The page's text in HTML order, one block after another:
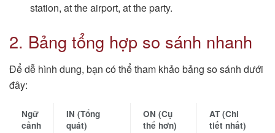
station, at the airport, at the party.
2. Bảng tổng hợp so sánh nhanh
Để dễ hình dung, bạn có thể tham khảo bảng so sánh dưới
đây:
Ngữ
cảnh
IN (Tổng
quát)
ON (Cụ
thể hơn)
AT (Chi
tiết nhất)